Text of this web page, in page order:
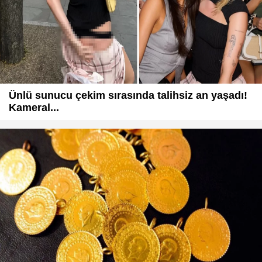
Ünlü sunucu çekim sırasında talihsiz an yaşadı!
Kameral...